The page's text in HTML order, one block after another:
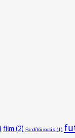
film (2) Fordítóirodák (1)